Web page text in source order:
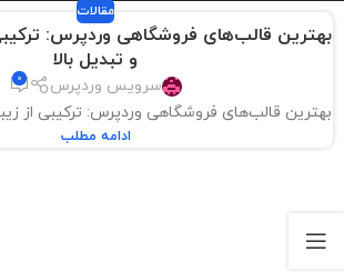
مقالات
بهترین قالب‌های فروشگاهی وردپرس:
و تبدیل بالا
سرویس وردپرس 0
بهترین قالب‌های فروشگاهی وردپرس: ترکیبی از
ادامه مطلب